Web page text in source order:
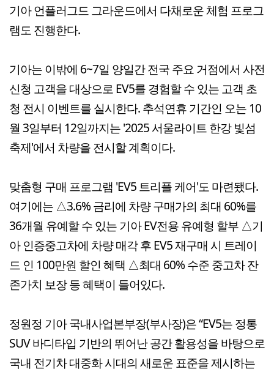
기아 언플러그드 그라운드에서 다채로운 체험 프로그
램도 진행한다.
기아는 이밖에 6~7일 양일간 전국 주요 거점에서 사전
신청 고객을 대상으로 EV5를 경험할 수 있는 고객 초
청 전시 이벤트를 실시한다. 추석연휴 기간인 오는 10
월 3일부터 12일까지는 '2025 서울라이트 한강 빛섬
축제'에서 차량을 전시할 계획이다.
맞춤형 구매 프로그램 'EV5 트리플 케어'도 마련됐다.
여기에는 △3.6% 금리에 차량 구매가의 최대 60%를
36개월 유예할 수 있는 기아 EV전용 유예형 할부 △기
아 인증중고차에 차량 매각 후 EV5 재구매 시 트레이
드 인 100만원 할인 혜택 △최대 60% 수준 중고차 잔
존가치 보장 등 혜택이 들어있다.
정원정 기아 국내사업본부장(부사장)은 “EV5는 정통
SUV 바디타입 기반의 뛰어난 공간 활용성을 바탕으로
국내 전기차 대중화 시대의 새로운 표준을 제시하는